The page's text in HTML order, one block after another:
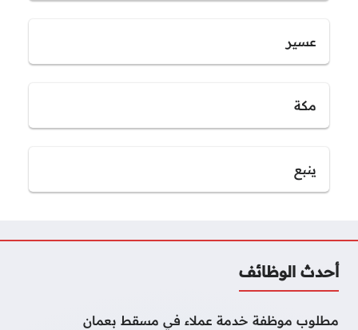
عسير
مكة
ينبع
أحدث الوظائف
مطلوب موظفة خدمة عملاء في مسقط بعمان